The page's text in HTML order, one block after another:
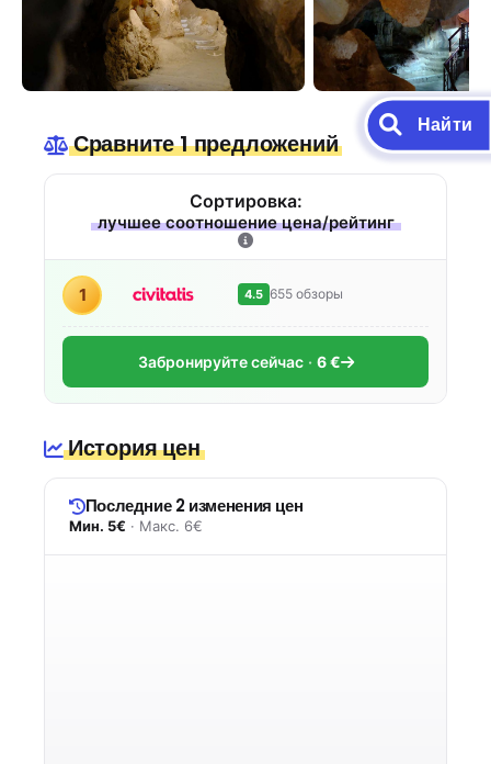
Сравните 1 предложений
Сортировка:
лучшее соотношение цена/рейтинг
1 4.5 655 обзоры
Забронируйте сейчас 6 €
История цен
Последние 2 изменения цен
Мин. 5€ · Макс. 6€
Найти